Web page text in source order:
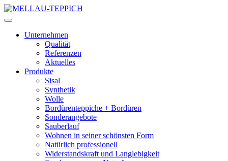
Unternehmen
Qualität
Referenzen
Aktuelles
Produkte
Sisal
Synthetik
Wolle
Bordürenteppiche + Bordüren
Sonderangebote
Sauberlauf
Wohnen in seiner schönsten Form
Natürlich professionell
Widerstandskraft und Langlebigkeit